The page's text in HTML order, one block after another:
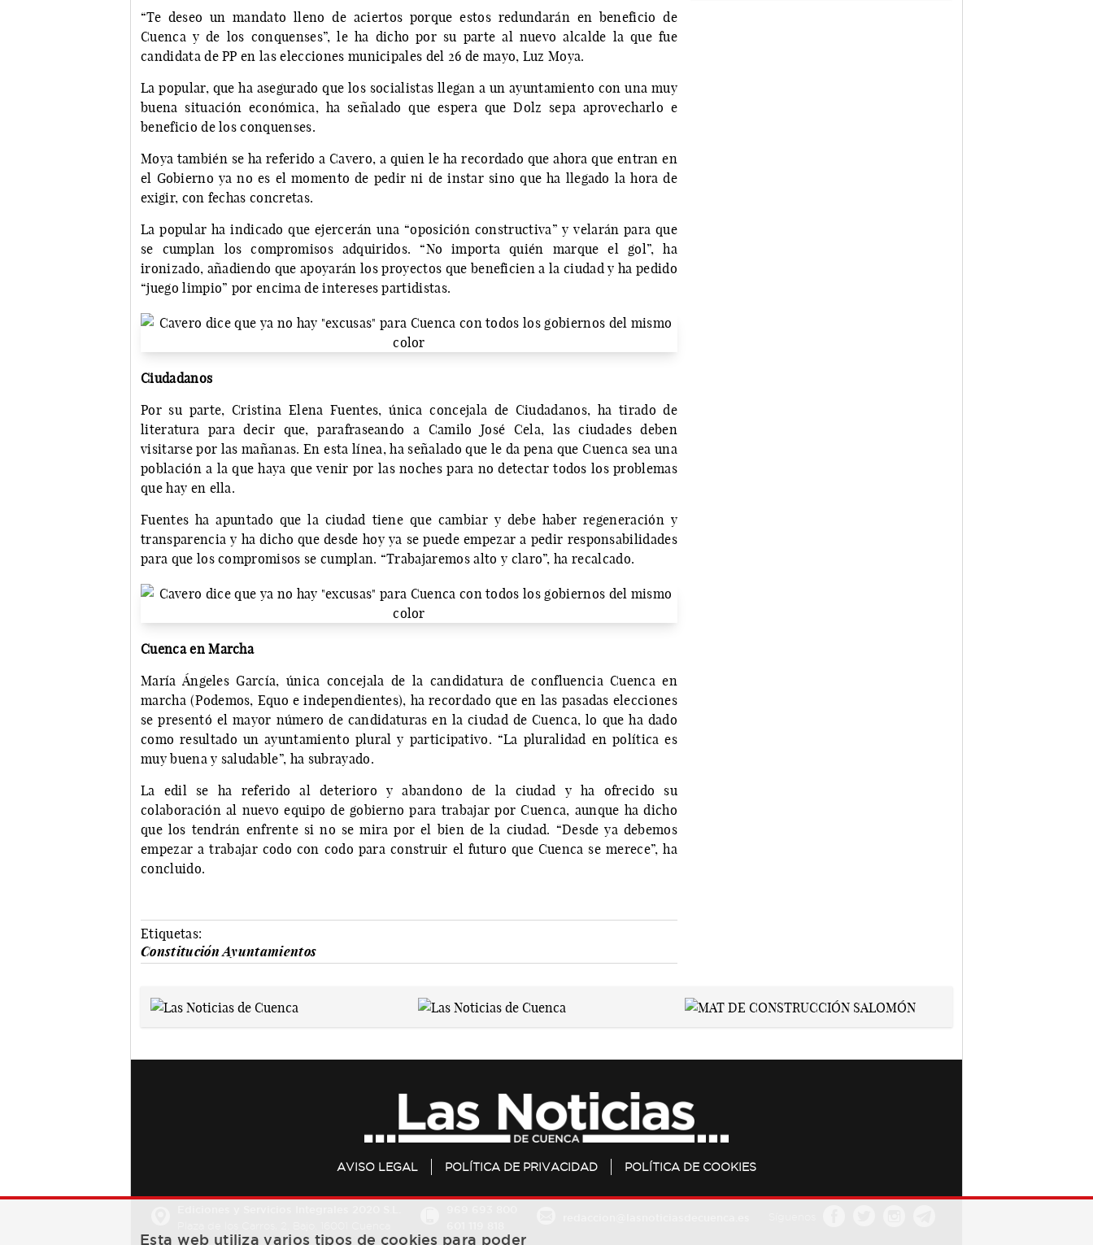
“Te deseo un mandato lleno de aciertos porque estos redundarán en beneficio de
Cuenca y de los conquenses”, le ha dicho por su parte al nuevo alcalde la que fue
candidata de PP en las elecciones municipales del 26 de mayo, Luz Moya.
La popular, que ha asegurado que los socialistas llegan a un ayuntamiento con una muy
buena situación económica, ha señalado que espera que Dolz sepa aprovecharlo e
beneficio de los conquenses.
Moya también se ha referido a Cavero, a quien le ha recordado que ahora que entran en
el Gobierno ya no es el momento de pedir ni de instar sino que ha llegado la hora de
exigir, con fechas concretas.
La popular ha indicado que ejercerán una “oposición constructiva” y velarán para que
se cumplan los compromisos adquiridos. “No importa quién marque el gol”, ha
ironizado, añadiendo que apoyarán los proyectos que beneficien a la ciudad y ha pedido
“juego limpio” por encima de intereses partidistas.
Ciudadanos
Por su parte, Cristina Elena Fuentes, única concejala de Ciudadanos, ha tirado de
literatura para decir que, parafraseando a Camilo José Cela, las ciudades deben
visitarse por las mañanas. En esta línea, ha señalado que le da pena que Cuenca sea una
población a la que haya que venir por las noches para no detectar todos los problemas
que hay en ella.
Fuentes ha apuntado que la ciudad tiene que cambiar y debe haber regeneración y
transparencia y ha dicho que desde hoy ya se puede empezar a pedir responsabilidades
para que los compromisos se cumplan. “Trabajaremos alto y claro”, ha recalcado.
Cuenca en Marcha
María Ángeles García, única concejala de la candidatura de confluencia Cuenca en
marcha (Podemos, Equo e independientes), ha recordado que en las pasadas elecciones
se presentó el mayor número de candidaturas en la ciudad de Cuenca, lo que ha dado
como resultado un ayuntamiento plural y participativo. “La pluralidad en política es
muy buena y saludable”, ha subrayado.
La edil se ha referido al deterioro y abandono de la ciudad y ha ofrecido su
colaboración al nuevo equipo de gobierno para trabajar por Cuenca, aunque ha dicho
que los tendrán enfrente si no se mira por el bien de la ciudad. “Desde ya debemos
empezar a trabajar codo con codo para construir el futuro que Cuenca se merece”, ha
concluido.
Etiquetas:
Constitución Ayuntamientos
AVISO LEGAL POLÍTICA DE PRIVACIDAD POLÍTICA DE COOKIES
Esta web utiliza varios tipos de cookies para poder